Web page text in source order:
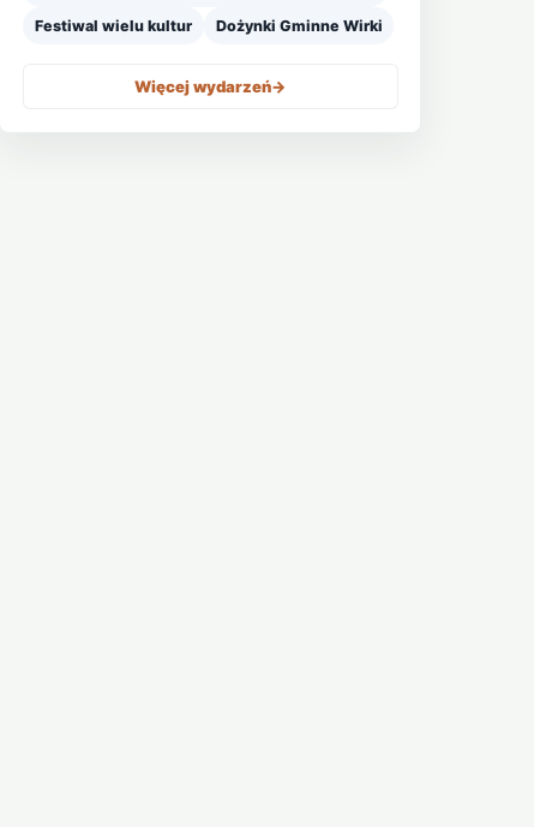
Festiwal wielu kultur Dożynki Gminne Wirki
Więcej wydarzeń->